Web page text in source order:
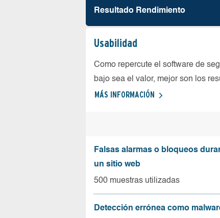
Resultado Rendimiento
Usabilidad
Como repercute el software de
bajo sea el valor, mejor son los
MÁS INFORMACIÓN
Falsas alarmas o bloqueos
un sitio web
500 muestras utilizadas
Detección errónea como